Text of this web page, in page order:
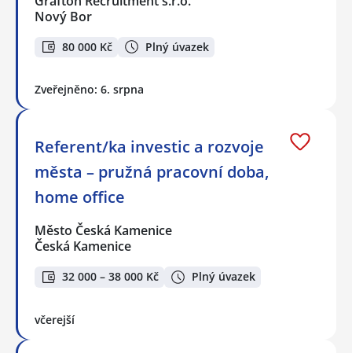
Nový Bor
80 000 Kč Plný úvazek
Zveřejněno: 6. srpna
Referent/ka investic a rozvoje
města – pružná pracovní doba,
home office
Město Česká Kamenice
Česká Kamenice
32 000 – 38 000 Kč Plný úvazek
včerejší